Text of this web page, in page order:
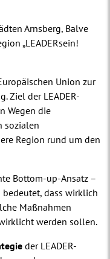
Arnsberg, Balve
„LEADERsein!
Union zur
Ziel der LEADER-
Wegen die
sozialen
Region rund um den
Bottom-up-Ansatz –
bedeutet, dass wirklich
Maßnahmen
werden sollen.
der LEADER-